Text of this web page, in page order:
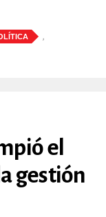
,
el
gestión